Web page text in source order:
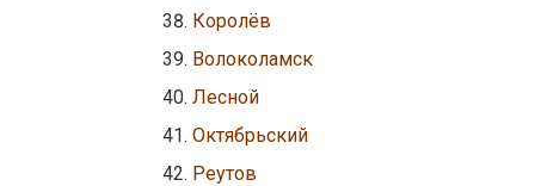
Королёв
Волоколамск
Лесной
Октябрьский
Реутов